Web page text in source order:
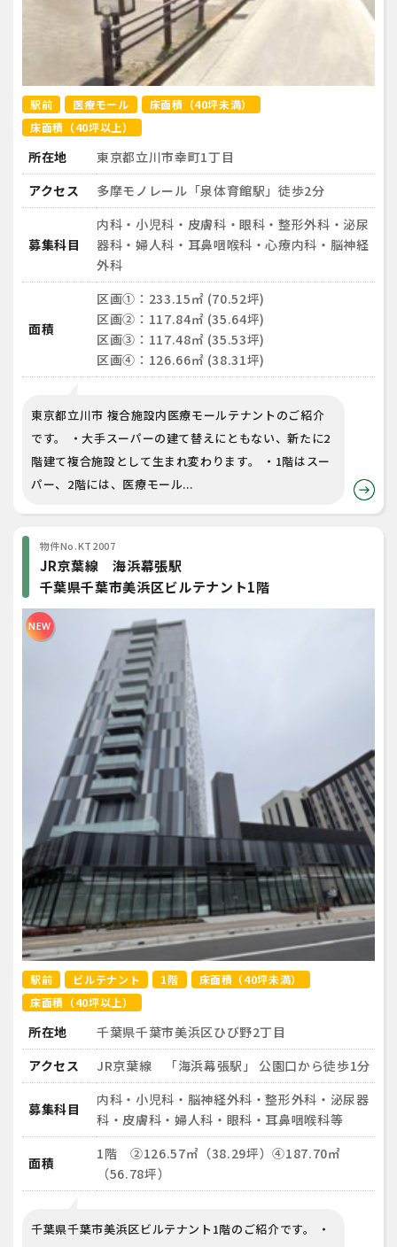
駅前 医療モール
床面積（40坪未満）
床面積（40坪以上）
所在地
東京都立川市幸町1丁目
アクセス
多摩モノレール「泉体育館駅」徒歩2分
募集科目
内科・小児科・皮膚科・眼科・整形外科・泌尿
器科・婦人科・耳鼻咽喉科・心療内科・脳神経
外科
面積
区画①：233.15㎡ (70.52坪)
区画②：117.84㎡ (35.64坪)
区画③：117.48㎡ (35.53坪)
区画④：126.66㎡ (38.31坪)
東京都立川市 複合施設内医療モールテナントのご紹介
です。 ・大手スーパーの建て替えにともない、新たに2
階建て複合施設として生まれ変わります。 ・1階はスー
パー、2階には、医療モール...
物件No.KT2007
JR京葉線 海浜幕張駅
千葉県千葉市美浜区ビルテナント1階
NEW
駅前 ビルテナント 1階
床面積（40坪未満）
床面積（40坪以上）
所在地
千葉県千葉市美浜区ひび野2丁目
アクセス
JR京葉線 「海浜幕張駅」 公園口から徒歩1分
募集科目
内科・小児科・脳神経外科・整形外科・泌尿器
科・皮膚科・婦人科・眼科・耳鼻咽喉科等
面積
1階 ②126.57㎡（38.29坪）④187.70㎡
（56.78坪）
千葉県千葉市美浜区ビルテナント1階のご紹介です。 ・